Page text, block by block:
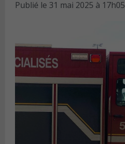
Publié le 31 mai 2025 à 17h05